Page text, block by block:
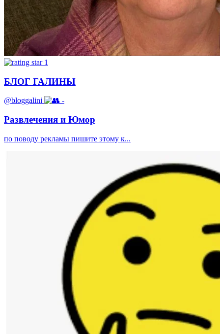
1
БЛОГ ГАЛИНЫ
@bloggalini -
Развлечения и Юмор
по поводу рекламы пишите этому к...